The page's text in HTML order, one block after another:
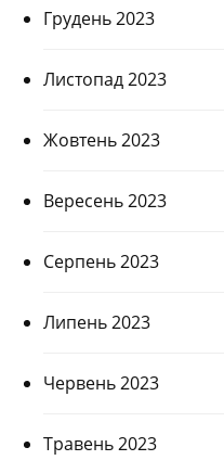
Грудень 2023
Листопад 2023
Жовтень 2023
Вересень 2023
Серпень 2023
Липень 2023
Червень 2023
Травень 2023